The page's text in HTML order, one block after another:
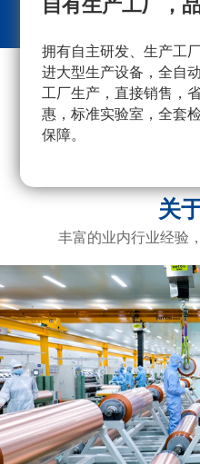
自有生产工厂，
拥有自主研发、生产工
进大型生产设备，全自
工厂生产，直接销售，
惠，标准实验室，全套
保障。
关
丰富的业内行业经验